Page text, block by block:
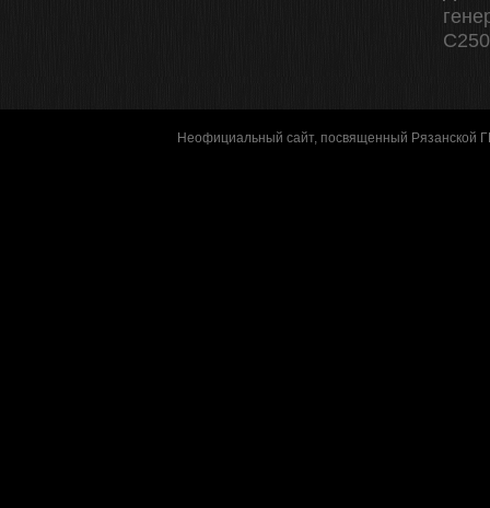
Неофициальный сайт, посвященный